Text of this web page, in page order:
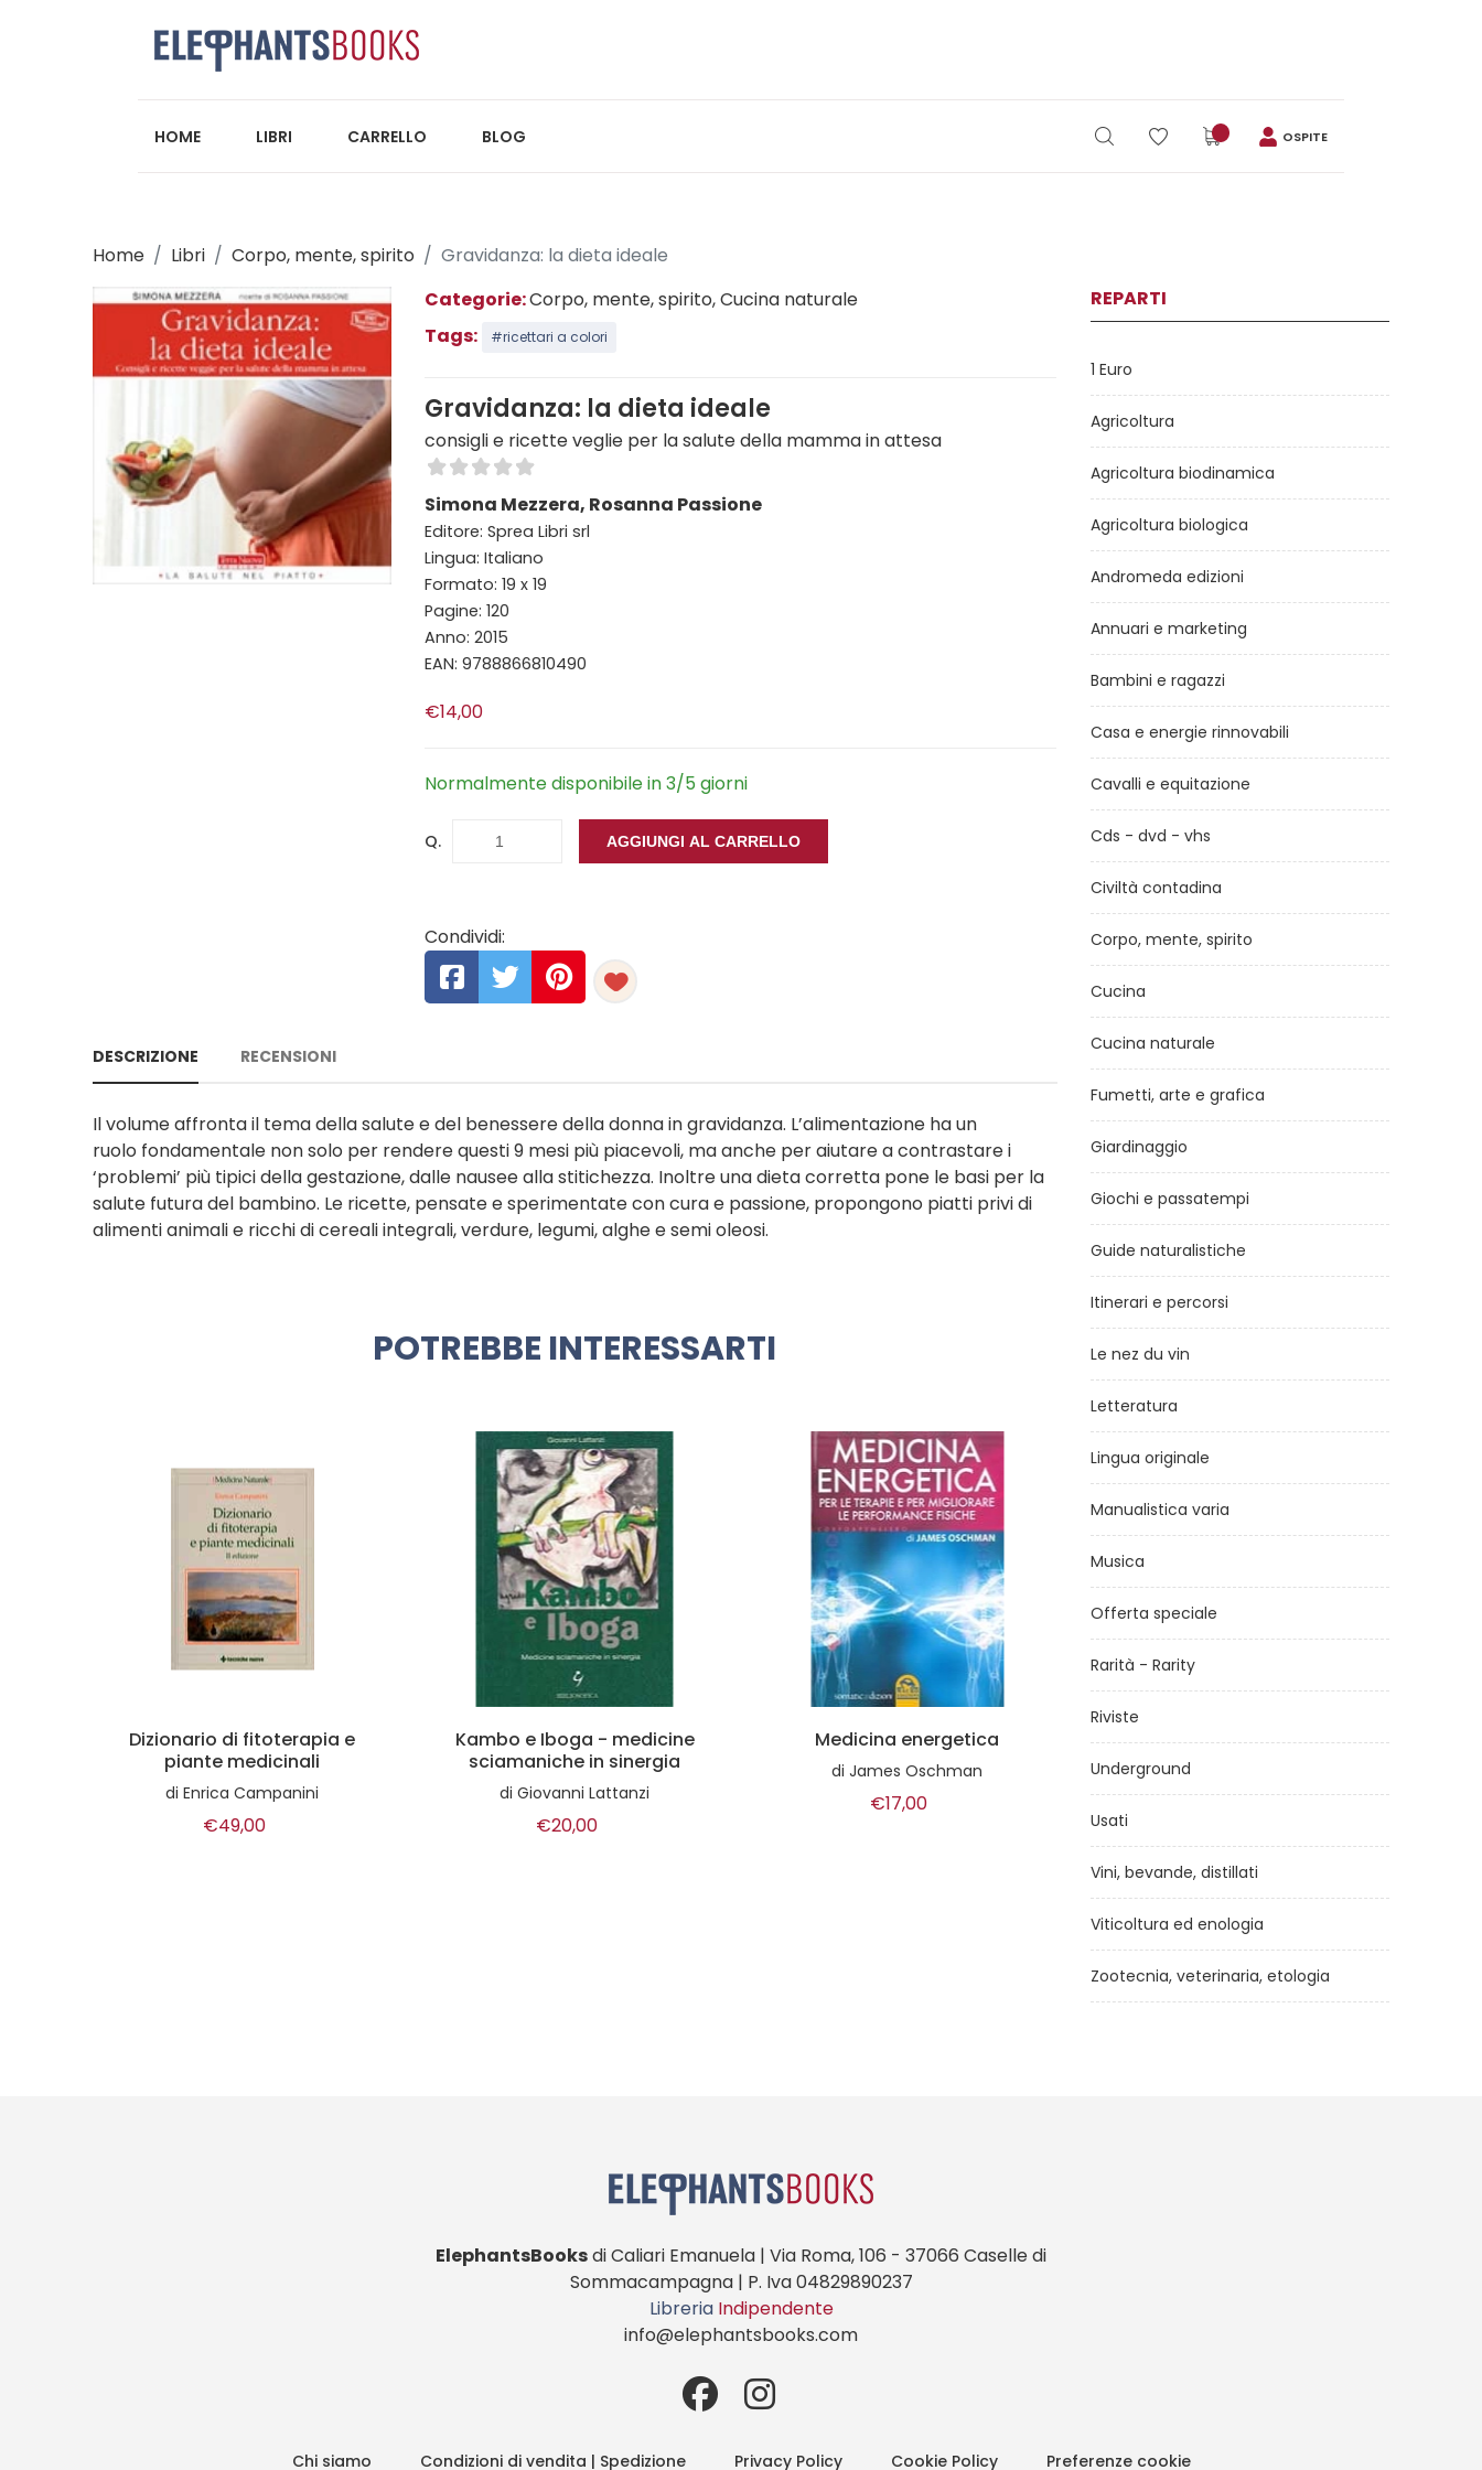
HOME LIBRI CARRELLO BLOG OSPITE
Home Libri Corpo, mente, spirito
Gravidanza: la dieta ideale
Categorie:Corpo, mente, spirito, Cucina naturale
Tags:
#ricettari a colori
Gravidanza: la dieta ideale
consigli e ricette veglie per la salute della mamma in attesa
Simona Mezzera, Rosanna Passione
Editore: Sprea Libri srl
Lingua: Italiano
Formato: 19 x 19
Pagine: 120
Anno: 2015
EAN: 9788866810490
€14,00
Normalmente disponibile in 3/5 giorni
Q. AGGIUNGI AL CARRELLO
Condividi:
DESCRIZIONE RECENSIONI
Il volume affronta il tema della salute e del benessere della donna in gravidanza. L’alimentazione ha un
ruolo fondamentale non solo per rendere questi 9 mesi più piacevoli, ma anche per aiutare a contrastare i
‘problemi’ più tipici della gestazione, dalle nausee alla stitichezza. Inoltre una dieta corretta pone le basi per la
salute futura del bambino. Le ricette, pensate e sperimentate con cura e passione, propongono piatti privi di
alimenti animali e ricchi di cereali integrali, verdure, legumi, alghe e semi oleosi.
POTREBBE INTERESSARTI
Kambo e Iboga - medicine
sciamaniche in sinergia
diGiovanni Lattanzi
€20,00
Medicina energetica
di James Oschman
€17,00
I bagni derivativi
diFrance Guillain
€18,00
il giardino dei sensi -
introduzione all'ortoterapia
diHank Bruce
REPARTI
1 Euro
Agricoltura
Agricoltura biodinamica
Agricoltura biologica
Andromeda edizioni
Annuari e marketing
Bambini e ragazzi
Casa e energie rinnovabili
Cavalli e equitazione
Cds - dvd - vhs
Civiltà contadina
Corpo, mente, spirito
Cucina
Cucina naturale
Fumetti, arte e grafica
Giardinaggio
Giochi e passatempi
Guide naturalistiche
Itinerari e percorsi
Le nez du vin
Letteratura
Lingua originale
Manualistica varia
Musica
Offerta speciale
Rarità - Rarity
Riviste
Underground
Usati
Vini, bevande, distillati
Viticoltura ed enologia
Zootecnia, veterinaria, etologia
ElephantsBooksdi Caliari Emanuela | Via Roma, 106 - 37066 Caselle di
Sommacampagna | P. Iva 04829890237
Libreria Indipendente
info@elephantsbooks.com
Chi siamo Condizioni di vendita | Spedizione Privacy Policy Cookie Policy Preferenze cookie